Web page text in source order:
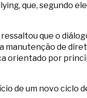
que, segundo
que o
manutenção de
orientado por
de um novo ciclo